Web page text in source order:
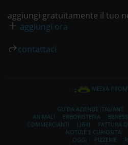
aggiungi gratuitamente il tuo
aggiungi ora
contattaci
MEDIA
GUIDA AZIENDE ITALIANE
ANIMALI
ERBORISTERIA
COMMERCIANTI
LIBRI FATTURA
NOTIZIE E CURIOSITA'
OGGI
PIZZERIE